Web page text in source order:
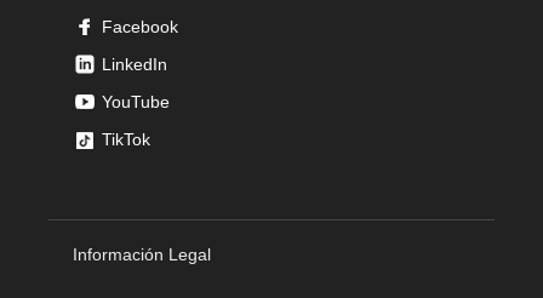
Facebook
LinkedIn
YouTube
TikTok
Información Legal